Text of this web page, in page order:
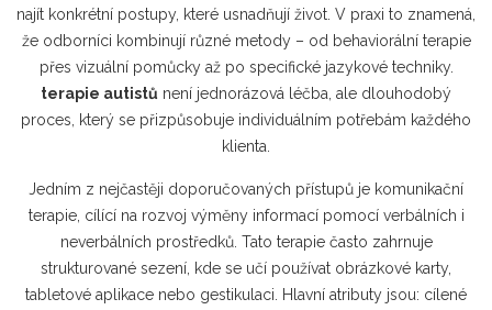
najít konkrétní postupy, které usnadňují život. V praxi to znamená,
že odborníci kombinují různé metody – od behaviorální terapie
přes vizuální pomůcky až po specifické jazykové techniky.
terapie autistů není jednorázová léčba, ale dlouhodobý
proces, který se přizpůsobuje individuálním potřebám každého
klienta.
Jedním z nejčastěji doporučovaných přístupů je komunikační
terapie, cílící na rozvoj výměny informací pomocí verbálních i
neverbálních prostředků. Tato terapie často zahrnuje
strukturované sezení, kde se učí používat obrázkové karty,
tabletové aplikace nebo gestikulaci. Hlavní atributy jsou: cílené